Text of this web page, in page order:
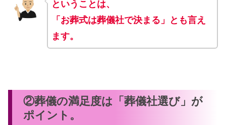
ということは、
「お葬式は葬儀社で決まる」とも言え
ます。
②葬儀の満足度は「葬儀社選び」が
ポイント。